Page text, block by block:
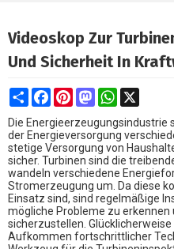
Videoskop Zur
Und Sicherheit In
ShareFacebookPinterestMastodonWhatsApp
Die Energieerzeugungsindustrie
der Energieversorgung
stetige Versorgung von
sicher. Turbinen sind die
wandeln verschiedene
Stromerzeugung um. Da diese
Einsatz sind, sind regelmäßige
mögliche Probleme zu
sicherzustellen.
Aufkommen fortschrittlicher